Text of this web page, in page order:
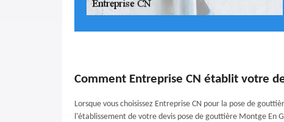
Comment Entreprise CN établit votre
Lorsque vous choisissez Entreprise CN pour la pose de
l'établissement de votre devis pose de gouttière Montge En